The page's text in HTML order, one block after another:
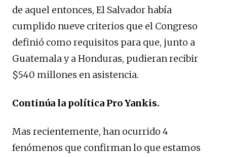
de aquel entonces, El Salvador había
cumplido nueve criterios que el Congreso
definió como requisitos para que, junto a
Guatemala y a Honduras, pudieran recibir
$540 millones en asistencia.
Continúa la política Pro Yankis.
Mas recientemente, han ocurrido 4
fenómenos que confirman lo que estamos